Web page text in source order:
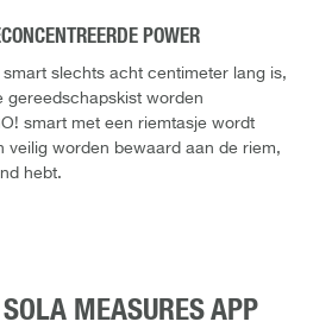
POWER
slechts acht centimeter lang is,
gereedschapskist worden
smart met een riemtasje wordt
veilig worden bewaard aan de riem,
hebt.
MEASURES APP